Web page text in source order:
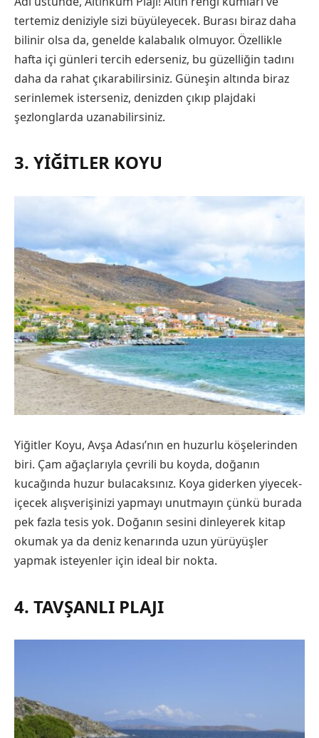
tertemiz deniziyle sizi büyüleyecek. Burası biraz daha
bilinir olsa da, genelde kalabalık olmuyor. Özellikle
hafta içi günleri tercih ederseniz, bu güzelliğin tadını
daha da rahat çıkarabilirsiniz. Güneşin altında biraz
serinlemek isterseniz, denizden çıkıp plajdaki
şezlonglarda uzanabilirsiniz.
3. YIĞITLER KOYU
Yiğitler Koyu, Avşa Adası’nın en huzurlu köşelerinden
biri. Çam ağaçlarıyla çevrili bu koyda, doğanın
kucağında huzur bulacaksınız. Koya giderken yiyecek-
içecek alışverişinizi yapmayı unutmayın çünkü burada
pek fazla tesis yok. Doğanın sesini dinleyerek kitap
okumak ya da deniz kenarında uzun yürüyüşler
yapmak isteyenler için ideal bir nokta.
4. TAVŞANLI PLAJI